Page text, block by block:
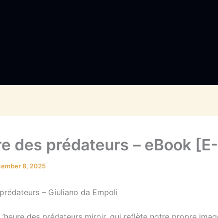
des prédateurs – eBook
8, 2025
prédateurs – Giuliano da Empoli